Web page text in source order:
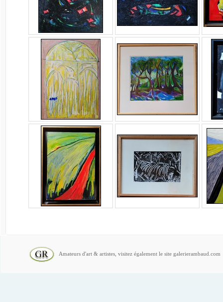
Amateurs d'art & artistes, visitez également le site galerierambaud.com